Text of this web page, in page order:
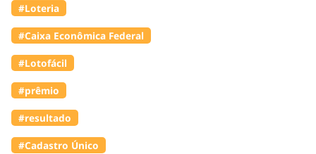
#Loteria
#Caixa Econômica Federal
#Lotofácil
#prêmio
#resultado
#Cadastro Único